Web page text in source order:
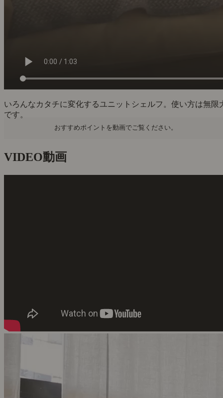
いろんなカタチに変化するユニットシェルフ。使い方は無限
です。
おすすめポイントを動画でご覧ください。
VIDEO動画